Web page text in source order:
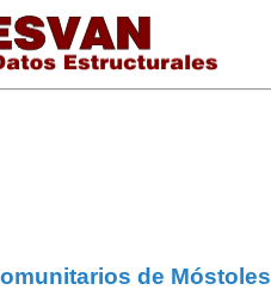
de Móstoles